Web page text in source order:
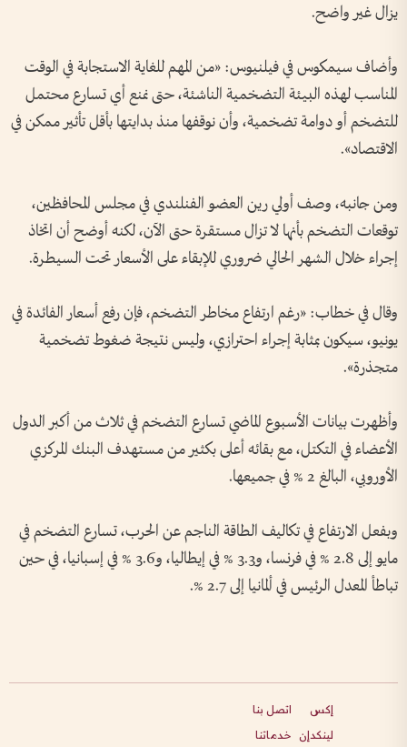
يزال غير واضح.
وأضاف سيمكوس في فيلنيوس: «من المهم للغاية الاستجابة في الوقت
المناسب لهذه البيئة التضخمية الناشئة، حتى نمنع أي تسارع محتمل
للتضخم أو دوامة تضخمية، وأن نوقفها منذ بدايتها بأقل تأثير ممكن في
الاقتصاد».
ومن جانبه، وصف أولي رين العضو الفنلندي في مجلس المحافظين،
توقعات التضخم بأنها لا تزال مستقرة حتى الآن، لكنه أوضح أن اتخاذ
إجراء خلال الشهر الحالي ضروري للإبقاء على الأسعار تحت السيطرة.
وقال في خطاب: «رغم ارتفاع مخاطر التضخم، فإن رفع أسعار الفائدة في
يونيو، سيكون بمثابة إجراء احترازي، وليس نتيجة ضغوط تضخمية
متجذرة».
وأظهرت بيانات الأسبوع الماضي تسارع التضخم في ثلاث من أكبر الدول
الأعضاء في التكتل، مع بقائه أعلى بكثير من مستهدف البنك المركزي
الأوروبي، البالغ 2 % في جميعها.
وبفعل الارتفاع في تكاليف الطاقة الناجم عن الحرب، تسارع التضخم في
مايو إلى 2.8 % في فرنسا، و3.3 % في إيطاليا، و3.6 % في إسبانيا، في حين
تباطأ المعدل الرئيس في ألمانيا إلى 2.7 %.
إكس
لينكدإن
اتصل بنا
خدماتنا